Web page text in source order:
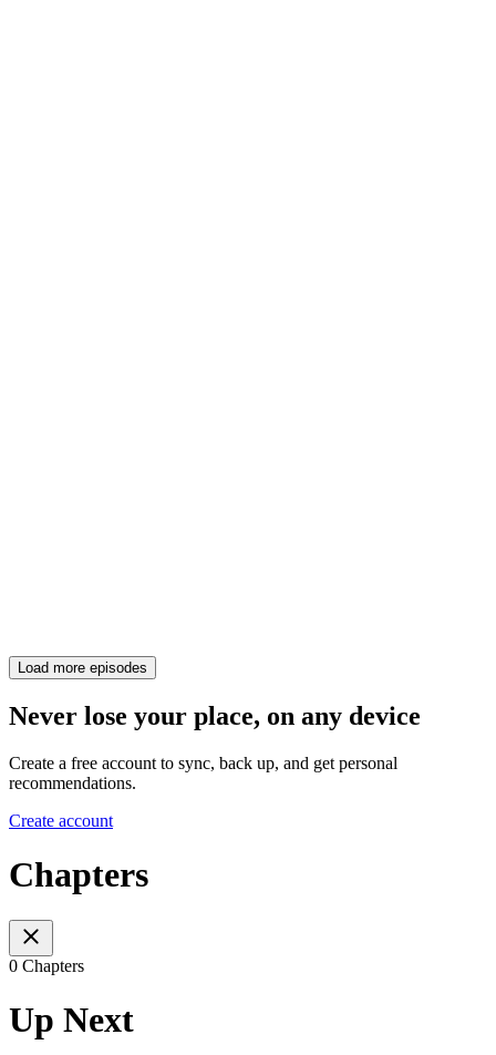
Load more episodes
Never lose your place, on any device
Create a free account to sync, back up, and get personal
recommendations.
Create account
Chapters
0 Chapters
Up Next